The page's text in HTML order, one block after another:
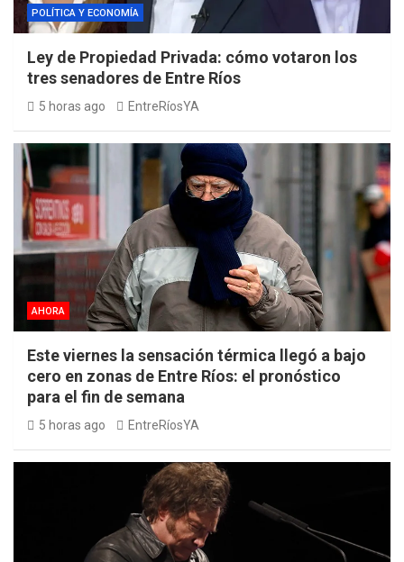
POLÍTICA Y ECONOMÍA
Ley de Propiedad Privada: cómo votaron los
tres senadores de Entre Ríos
5 horas ago EntreRíosYA
AHORA
Este viernes la sensación térmica llegó a bajo
cero en zonas de Entre Ríos: el pronóstico
para el fin de semana
5 horas ago EntreRíosYA